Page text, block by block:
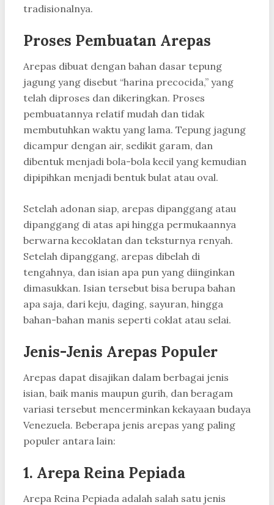
tradisionalnya.
Proses Pembuatan Arepas
Arepas dibuat dengan bahan dasar tepung
jagung yang disebut “harina precocida,” yang
telah diproses dan dikeringkan. Proses
pembuatannya relatif mudah dan tidak
membutuhkan waktu yang lama. Tepung jagung
dicampur dengan air, sedikit garam, dan
dibentuk menjadi bola-bola kecil yang kemudian
dipipihkan menjadi bentuk bulat atau oval.
Setelah adonan siap, arepas dipanggang atau
dipanggang di atas api hingga permukaannya
berwarna kecoklatan dan teksturnya renyah.
Setelah dipanggang, arepas dibelah di
tengahnya, dan isian apa pun yang diinginkan
dimasukkan. Isian tersebut bisa berupa bahan
apa saja, dari keju, daging, sayuran, hingga
bahan-bahan manis seperti coklat atau selai.
Jenis-Jenis Arepas Populer
Arepas dapat disajikan dalam berbagai jenis
isian, baik manis maupun gurih, dan beragam
variasi tersebut mencerminkan kekayaan budaya
Venezuela. Beberapa jenis arepas yang paling
populer antara lain:
1. Arepa Reina Pepiada
Arepa Reina Pepiada adalah salah satu jenis